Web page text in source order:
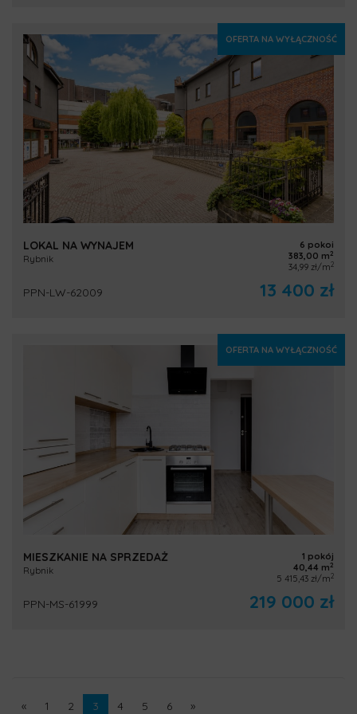
OFERTA NA WYŁĄCZNOŚĆ
LOKAL NA WYNAJEM
Rybnik
6 pokoi
383,00 m2
34,99 zł/m2
PPN-LW-62009 13 400 zł
OFERTA NA WYŁĄCZNOŚĆ
MIESZKANIE NA SPRZEDAŻ
Rybnik
1 pokój
40,44 m2
5 415,43 zł/m2
PPN-MS-61999 219 000 zł
« 1 2 3 4 5 6 »